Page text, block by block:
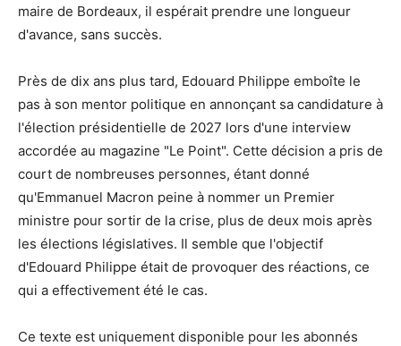
maire de Bordeaux, il espérait prendre une longueur
d'avance, sans succès.
Près de dix ans plus tard, Edouard Philippe emboîte le
pas à son mentor politique en annonçant sa candidature à
l'élection présidentielle de 2027 lors d'une interview
accordée au magazine "Le Point". Cette décision a pris de
court de nombreuses personnes, étant donné
qu'Emmanuel Macron peine à nommer un Premier
ministre pour sortir de la crise, plus de deux mois après
les élections législatives. Il semble que l'objectif
d'Edouard Philippe était de provoquer des réactions, ce
qui a effectivement été le cas.
Ce texte est uniquement disponible pour les abonnés